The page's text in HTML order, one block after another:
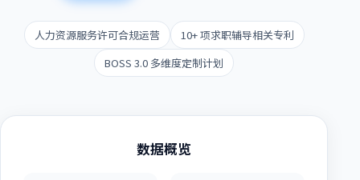
人力资源服务许可合规运营
10+ 项求职辅导相关专利
BOSS 3.0 多维度定制计划
数据概览